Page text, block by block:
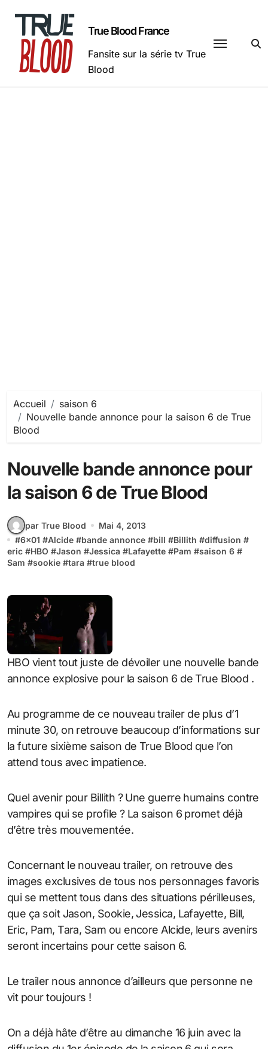
contenu
True Blood France
Fansite sur la série tv True
Blood
Accueil
saison 6
Nouvelle bande annonce pour la saison 6 de True
Blood
Nouvelle bande annonce pour
la saison 6 de True Blood
par True Blood
Mai 4, 2013
#6x01 #Alcide #bande annonce #bill #Billith #diffusion #
eric #HBO #Jason #Jessica #Lafayette #Pam #saison 6 #
Sam #sookie #tara #true blood
HBO vient tout juste de dévoiler une nouvelle bande
annonce explosive pour la saison 6 de True Blood .
Au programme de ce nouveau trailer de plus d’1
minute 30, on retrouve beaucoup d’informations sur
la future sixième saison de True Blood que l’on
attend tous avec impatience.
Quel avenir pour Billith ? Une guerre humains contre
vampires qui se profile ? La saison 6 promet déjà
d’être très mouvementée.
Concernant le nouveau trailer, on retrouve des
images exclusives de tous nos personnages favoris
qui se mettent tous dans des situations périlleuses,
que ça soit Jason, Sookie, Jessica, Lafayette, Bill,
Eric, Pam, Tara, Sam ou encore Alcide, leurs avenirs
seront incertains pour cette saison 6.
Le trailer nous annonce d’ailleurs que personne ne
vit pour toujours !
On a déjà hâte d’être au dimanche 16 juin avec la